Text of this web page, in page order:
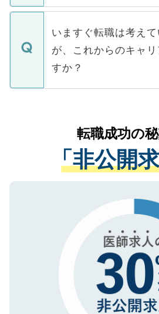
関を公にしてしまうと、
に、医療機関が求める条
みを人材紹介会社に依頼
ています。
定を承諾する必要はあり
の辞退の連絡はキャリア
ますので、ご安心くださ
個人情報が漏えいするこ
で、ご安心ください。当
などで収集したご登録者
ご本人のキャリアアップ
支援を目的に使用いたし
ているすべての個人デー
は、個人情報の取り扱い
管理基準を満たした事業
る、プライバシーマーク
ご登録いただいた個人情
で、機密保持に関しても
いますぐ転職は考え
が、これからのキャ
すか？
かがいして、現在の医療
経験をまじえながら、適
させていただきます。す
ない方には、長期的なサ
ので、まずはご登録くだ
転職成功の
「非公開